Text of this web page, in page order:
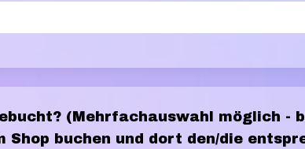
(Mehrfachauswahl möglich -
buchen und dort den/die